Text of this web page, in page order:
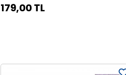
179,00 TL